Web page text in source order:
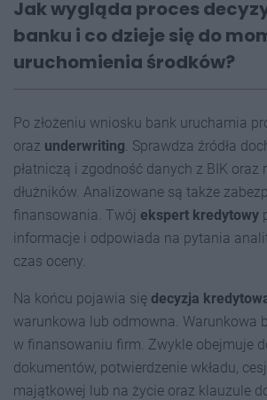
Jak wygląda proces
banku i co dzieje się do
uruchomienia środków?
Po złożeniu wniosku bank uruchamia
oraz underwriting . Sprawdza źródła
płatniczą i zgodność danych z BIK oraz
dłużników. Analizowane są także
finansowania. Twój ekspert kredytowy
informacje i odpowiada na pytania
czas oceny.
Na końcu pojawia się decyzja
warunkowa lub odmowna. Warunkowa
w finansowaniu firm. Zwykle obejmuje
dokumentów, potwierdzenie wkładu,
majątkowej lub na życie oraz klauzule